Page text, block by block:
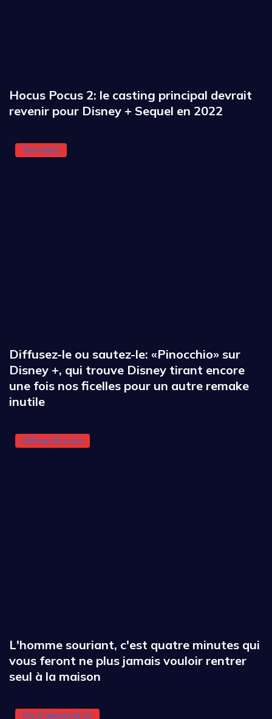
Hocus Pocus 2: le casting principal devrait
revenir pour Disney + Sequel en 2022
Tom Hank
Diffusez-le ou sautez-le: «Pinocchio» sur
Disney +, qui trouve Disney tirant encore
une fois nos ficelles pour un autre remake
inutile
Diffusez Et Criez
L'homme souriant, c'est quatre minutes qui
vous feront ne plus jamais vouloir rentrer
seul à la maison
File D'attente Et Un